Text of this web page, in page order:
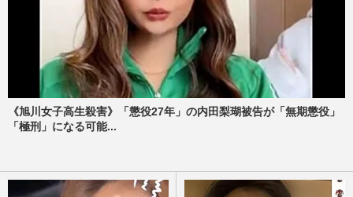
《旭川女子高生殺害》「懲役27年」の内田梨瑚被告が「無期懲役」
「極刑」になる可能...